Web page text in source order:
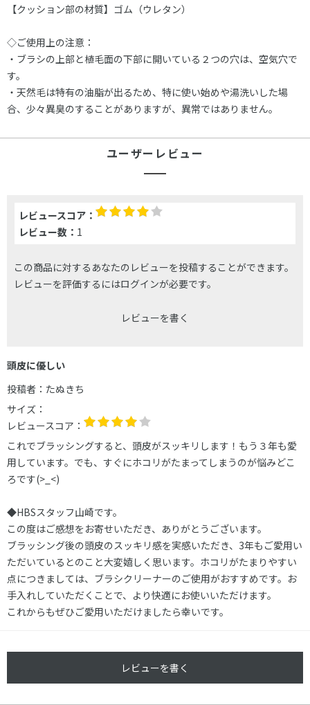
【クッション部の材質】ゴム（ウレタン）
◇ご使用上の注意：
・ブラシの上部と植毛面の下部に開いている２つの穴は、空気穴で
す。
・天然毛は特有の油脂が出るため、特に使い始めや湯洗いした場
合、少々異臭のすることがありますが、異常ではありません。
ユーザーレビュー
レビュースコア：
レビュー数： 1
この商品に対するあなたのレビューを投稿することができます。
レビューを評価するにはログインが必要です。
レビューを書く
頭皮に優しい
投稿者： たぬきち
サイズ：
レビュースコア：
これでブラッシングすると、頭皮がスッキリします！もう３年も愛
用しています。でも、すぐにホコリがたまってしまうのが悩みどこ
ろです(>_<)
◆HBSスタッフ山崎です。
この度はご感想をお寄せいただき、ありがとうございます。
ブラッシング後の頭皮のスッキリ感を実感いただき、3年もご愛用い
ただいているとのこと大変嬉しく思います。ホコリがたまりやすい
点につきましては、ブラシクリーナーのご使用がおすすめです。お
手入れしていただくことで、より快適にお使いいただけます。
これからもぜひご愛用いただけましたら幸いです。
レビューを書く